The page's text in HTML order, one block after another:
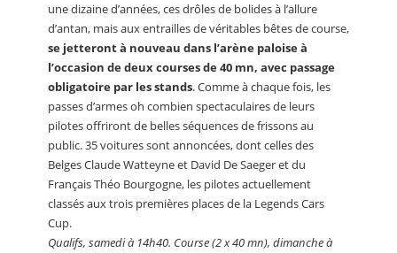
une dizaine d’années, ces drôles de bolides à l’allure
d’antan, mais aux entrailles de véritables bêtes de course,
se jetteront à nouveau dans l’arène paloise à
l’occasion de deux courses de 40 mn, avec passage
obligatoire par les stands. Comme à chaque fois, les
passes d’armes oh combien spectaculaires de leurs
pilotes offriront de belles séquences de frissons au
public. 35 voitures sont annoncées, dont celles des
Belges Claude Watteyne et David De Saeger et du
Français Théo Bourgogne, les pilotes actuellement
classés aux trois premières places de la Legends Cars
Cup.
Qualifs, samedi à 14h40. Course (2 x 40 mn), dimanche à